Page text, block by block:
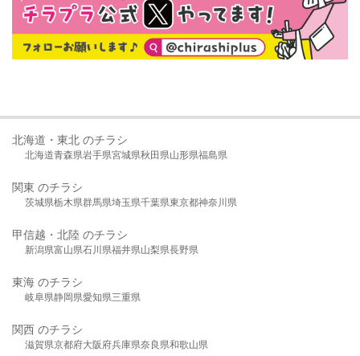
北海道・東北 のチラシ
北海道青森県岩手県宮城県秋田県山形県福島県
関東 のチラシ
茨城県栃木県群馬県埼玉県千葉県東京都神奈川県
甲信越・北陸 のチラシ
新潟県富山県石川県福井県山梨県長野県
東海 のチラシ
岐阜県静岡県愛知県三重県
関西 のチラシ
滋賀県京都府大阪府兵庫県奈良県和歌山県